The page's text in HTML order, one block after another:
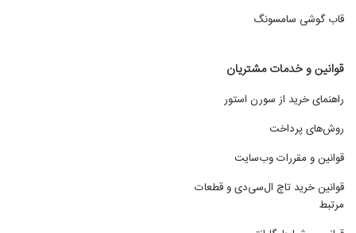
قاب گوشی سامسونگ
قوانین و خدمات مشتریان
راهنمای خرید از سورن استور
روش‌های پرداخت
قوانین و مقررات وب‌سایت
قوانین خرید تاچ ال‌سی‌دی و قطعات
مرتبط